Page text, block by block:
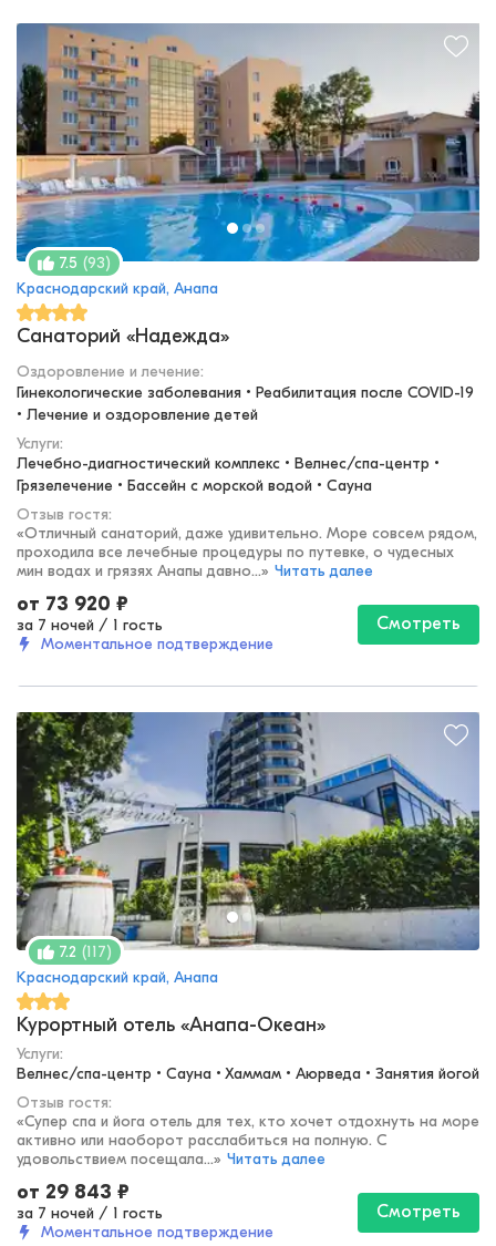
7.5 (93)
Краснодарский край, Анапа
Санаторий «Надежда»
Оздоровление и лечение:
Гинекологические заболевания • Реабилитация после COVID-19
• Лечение и оздоровление детей
Услуги:
Лечебно-диагностический комплекс • Велнес/спа-центр •
Грязелечение • Бассейн с морской водой • Сауна
Отзыв гостя:
«Отличный санаторий, даже удивительно. Море совсем рядом,
проходила все лечебные процедуры по путевке, о чудесных
мин водах и грязях Анапы давно...» Читать далее
от 73 920 ₽
за 7 ночей / 1 гость
Моментальное подтверждение
Смотреть
7.2 (117)
Краснодарский край, Анапа
Курортный отель «Анапа-Океан»
Услуги:
Велнес/спа-центр • Сауна • Хаммам • Аюрведа • Занятия йогой
Отзыв гостя:
«Супер спа и йога отель для тех, кто хочет отдохнуть на море
активно или наоборот расслабиться на полную. С
удовольствием посещала...» Читать далее
от 29 843 ₽
за 7 ночей / 1 гость
Моментальное подтверждение
Смотреть